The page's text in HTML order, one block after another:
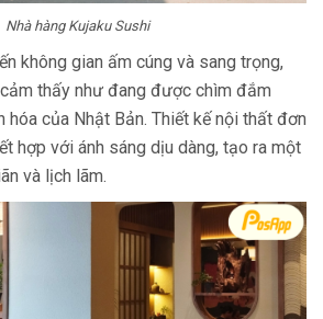
Nhà hàng Kujaku Sushi
không gian ấm cúng và sang trọng,
thấy như đang được chìm đắm
hóa của Nhật Bản. Thiết kế nội thất đơn
hợp với ánh sáng dịu dàng, tạo ra một
và lịch lãm.